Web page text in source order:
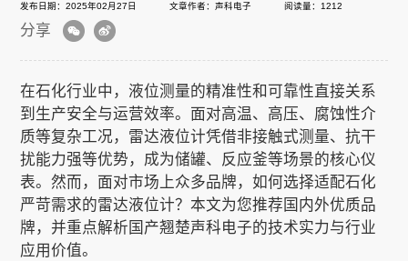
下载中心
新闻/案例
声科之“芯”
关于我们
发布日期：2025年02月27日 文章作者：声科电子 阅读量：1212
分享
在石化行业中，液位测量的精准性和可靠性直接关系
到生产安全与运营效率。面对高温、高压、腐蚀性介
质等复杂工况，雷达液位计凭借非接触式测量、抗干
扰能力强等优势，成为储罐、反应釜等场景的核心仪
表。然而，面对市场上众多品牌，如何选择适配石化
严苛需求的雷达液位计？本文为您推荐国内外优质品
牌，并重点解析国产翘楚声科电子的技术实力与行业
应用价值。